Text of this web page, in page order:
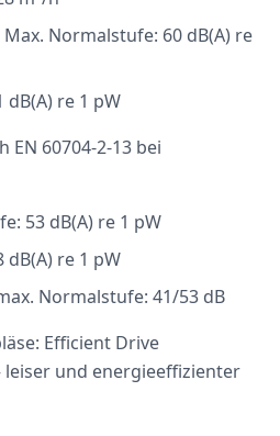
Normalstufe: 60 dB(A) re
re 1 pW
EN 60704-2-13 bei
53 dB(A) re 1 pW
re 1 pW
Normalstufe: 41/53 dB
Efficient Drive
und energieeffizienter